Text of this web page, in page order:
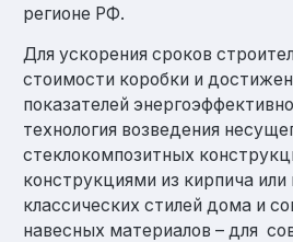
регионе РФ.
Для ускорения сроков
стоимости коробки и
показателей
технология возведения
стеклокомпозитных
конструкциями из кирпича или
классических стилей дома и
навесных материалов – для